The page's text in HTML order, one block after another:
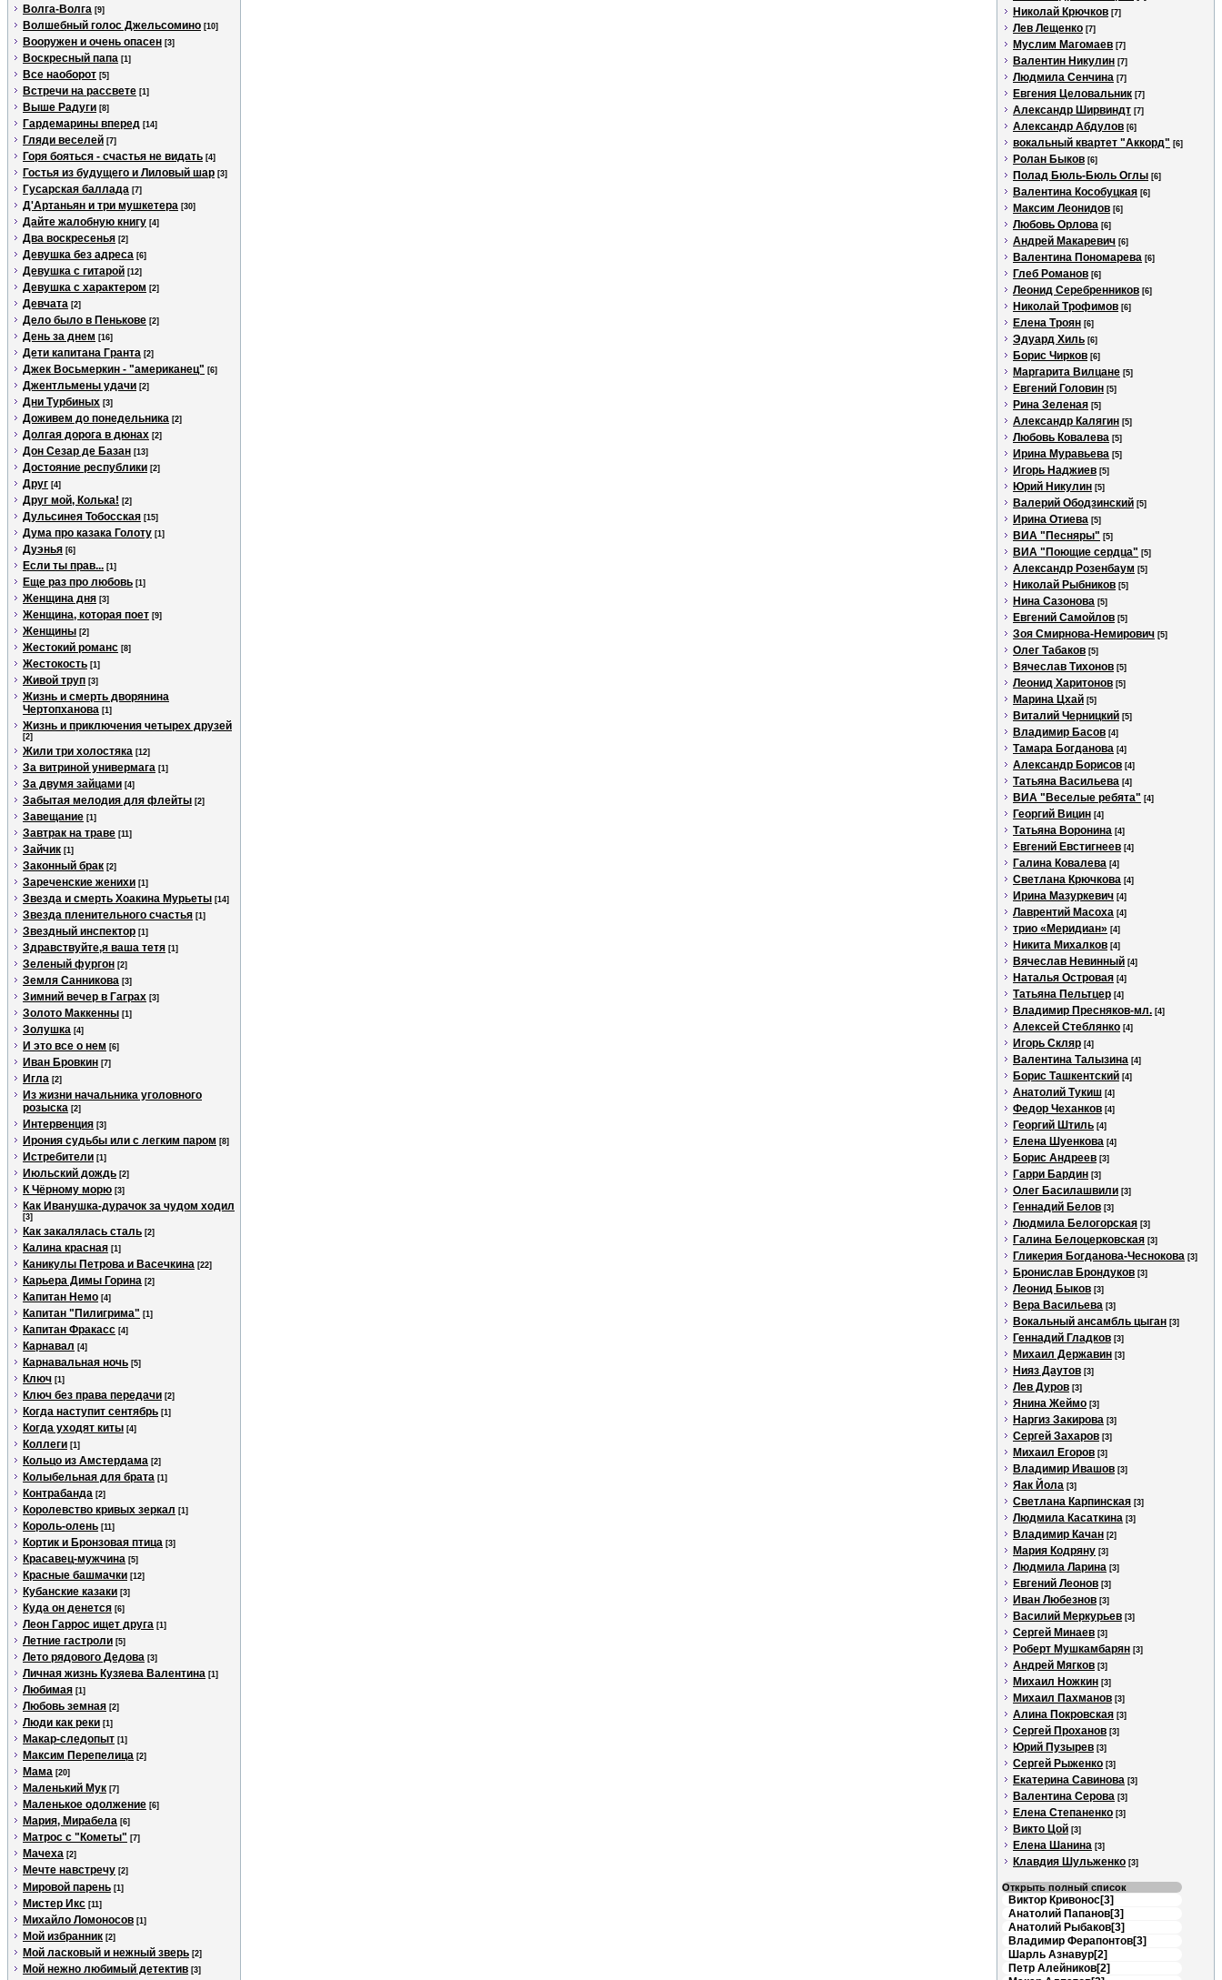
Волга-Волга [9]
Волшебный голос Джельсомино [10]
Вооружен и очень опасен [3]
Воскресный папа [1]
Все наоборот [5]
Встречи на рассвете [1]
Выше Радуги [8]
Гардемарины вперед [14]
Гляди веселей [7]
Горя бояться - счастья не видать [4]
Гостья из будущего и Лиловый шар [3]
Гусарская баллада [7]
Д'Артаньян и три мушкетера [30]
Дайте жалобную книгу [4]
Два воскресенья [2]
Девушка без адреса [6]
Девушка с гитарой [12]
Девушка с характером [2]
Девчата [2]
Дело было в Пенькове [2]
День за днем [16]
Дети капитана Гранта [2]
Джек Восьмеркин - "американец" [6]
Джентльмены удачи [2]
Дни Турбиных [3]
Доживем до понедельника [2]
Долгая дорога в дюнах [2]
Дон Сезар де Базан [13]
Достояние республики [2]
Друг [4]
Друг мой, Колька! [2]
Дульсинея Тобосская [15]
Дума про казака Голоту [1]
Дуэнья [6]
Если ты прав... [1]
Еще раз про любовь [1]
Женщина дня [3]
Женщина, которая поет [9]
Женщины [2]
Жестокий романс [8]
Жестокость [1]
Живой труп [3]
Жизнь и смерть дворянина
Чертопханова [1]
Жизнь и приключения четырех друзей
[2]
Жили три холостяка [12]
За витриной универмага [1]
За двумя зайцами [4]
Забытая мелодия для флейты [2]
Завещание [1]
Завтрак на траве [11]
Зайчик [1]
Законный брак [2]
Зареченские женихи [1]
Звезда и смерть Хоакина Мурьеты [14]
Звезда пленительного счастья [1]
Звездный инспектор [1]
Здравствуйте,я ваша тетя [1]
Зеленый фургон [2]
Земля Санникова [3]
Зимний вечер в Гаграх [3]
Золото Маккенны [1]
Золушка [4]
И это все о нем [6]
Иван Бровкин [7]
Игла [2]
Из жизни начальника уголовного
розыска [2]
Интервенция [3]
Ирония судьбы или с легким паром [8]
Истребители [1]
Июльский дождь [2]
К Чёрному морю [3]
Как Иванушка-дурачок за чудом ходил
[3]
Как закалялась сталь [2]
Калина красная [1]
Каникулы Петрова и Васечкина [22]
Карьера Димы Горина [2]
Капитан Немо [4]
Капитан "Пилигрима" [1]
Капитан Фракасс [4]
Карнавал [4]
Карнавальная ночь [5]
Ключ [1]
Ключ без права передачи [2]
Когда наступит сентябрь [1]
Когда уходят киты [4]
Коллеги [1]
Кольцо из Амстердама [2]
Колыбельная для брата [1]
Контрабанда [2]
Королевство кривых зеркал [1]
Король-олень [11]
Кортик и Бронзовая птица [3]
Красавец-мужчина [5]
Красные башмачки [12]
Кубанские казаки [3]
Куда он денется [6]
Леон Гаррос ищет друга [1]
Летние гастроли [5]
Лето рядового Дедова [3]
Личная жизнь Кузяева Валентина [1]
Любимая [1]
Любовь земная [2]
Люди как реки [1]
Макар-следопыт [1]
Максим Перепелица [2]
Мама [20]
Маленький Мук [7]
Маленькое одолжение [6]
Мария, Мирабела [6]
Матрос с "Кометы" [7]
Мачеха [2]
Мечте навстречу [2]
Мировой парень [1]
Мистер Икс [11]
Михайло Ломоносов [1]
Мой избранник [2]
Мой ласковый и нежный зверь [2]
Мой нежно любимый детектив [3]
Николай Крючков [7]
Лев Лещенко [7]
Муслим Магомаев [7]
Валентин Никулин [7]
Людмила Сенчина [7]
Евгения Целовальник [7]
Александр Ширвиндт [7]
Александр Абдулов [6]
вокальный квартет "Аккорд" [6]
Ролан Быков [6]
Полад Бюль-Бюль Оглы [6]
Валентина Кособуцкая [6]
Максим Леонидов [6]
Любовь Орлова [6]
Андрей Макаревич [6]
Валентина Пономарева [6]
Глеб Романов [6]
Леонид Серебренников [6]
Николай Трофимов [6]
Елена Троян [6]
Эдуард Хиль [6]
Борис Чирков [6]
Маргарита Вилцане [5]
Евгений Головин [5]
Рина Зеленая [5]
Александр Калягин [5]
Любовь Ковалева [5]
Ирина Муравьева [5]
Игорь Наджиев [5]
Юрий Никулин [5]
Валерий Ободзинский [5]
Ирина Отиева [5]
ВИА "Песняры" [5]
ВИА "Поющие сердца" [5]
Александр Розенбаум [5]
Николай Рыбников [5]
Нина Сазонова [5]
Евгений Самойлов [5]
Зоя Смирнова-Немирович [5]
Олег Табаков [5]
Вячеслав Тихонов [5]
Леонид Харитонов [5]
Марина Цхай [5]
Виталий Черницкий [5]
Владимир Басов [4]
Тамара Богданова [4]
Александр Борисов [4]
Татьяна Васильева [4]
ВИА "Веселые ребята" [4]
Георгий Вицин [4]
Татьяна Воронина [4]
Евгений Евстигнеев [4]
Галина Ковалева [4]
Светлана Крючкова [4]
Ирина Мазуркевич [4]
Лаврентий Масоха [4]
трио «Меридиан» [4]
Никита Михалков [4]
Вячеслав Невинный [4]
Наталья Островая [4]
Татьяна Пельтцер [4]
Владимир Пресняков-мл. [4]
Алексей Стеблянко [4]
Игорь Скляр [4]
Валентина Талызина [4]
Борис Ташкентский [4]
Анатолий Тукиш [4]
Федор Чеханков [4]
Георгий Штиль [4]
Елена Шуенкова [4]
Борис Андреев [3]
Гарри Бардин [3]
Олег Басилашвили [3]
Геннадий Белов [3]
Людмила Белогорская [3]
Галина Белоцерковская [3]
Гликерия Богданова-Чеснокова [3]
Бронислав Брондуков [3]
Леонид Быков [3]
Вера Васильева [3]
Вокальный ансамбль цыган [3]
Геннадий Гладков [3]
Михаил Державин [3]
Нияз Даутов [3]
Лев Дуров [3]
Янина Жеймо [3]
Наргиз Закирова [3]
Сергей Захаров [3]
Михаил Егоров [3]
Владимир Ивашов [3]
Яак Йола [3]
Светлана Карпинская [3]
Людмила Касаткина [3]
Владимир Качан [2]
Мария Кодряну [3]
Людмила Ларина [3]
Евгений Леонов [3]
Иван Любезнов [3]
Василий Меркурьев [3]
Сергей Минаев [3]
Роберт Мушкамбарян [3]
Андрей Мягков [3]
Михаил Ножкин [3]
Михаил Пахманов [3]
Алина Покровская [3]
Сергей Проханов [3]
Юрий Пузырев [3]
Сергей Рыженко [3]
Екатерина Савинова [3]
Валентина Серова [3]
Елена Степаненко [3]
Викто Цой [3]
Елена Шанина [3]
Клавдия Шульженко [3]
Открыть полный список
Виктор Кривонос[3]
Анатолий Папанов[3]
Анатолий Рыбаков[3]
Владимир Ферапонтов[3]
Шарль Азнавур[2]
Петр Алейников[2]